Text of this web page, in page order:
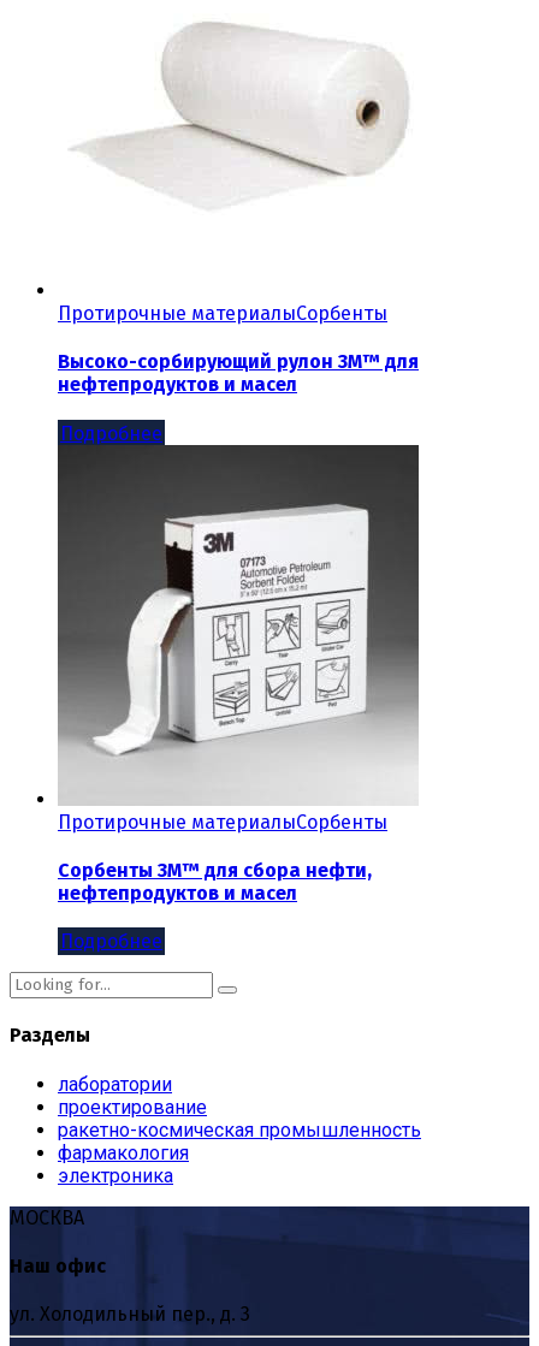
Протирочные материалыСорбенты
Высоко-сорбирующий рулон 3M™ для
нефтепродуктов и масел
Подробнее
Протирочные материалыСорбенты
Сорбенты 3M™ для сбора нефти,
нефтепродуктов и масел
Подробнее
Разделы
лаборатории
проектирование
ракетно-космическая промышленность
фармакология
электроника
МОСКВА
Наш офис
ул. Холодильный пер., д. 3